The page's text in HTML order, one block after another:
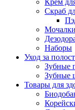
Крем
Скраб
Мочалки
Наборы
Уход за
Зубные
Зубные
Товары для